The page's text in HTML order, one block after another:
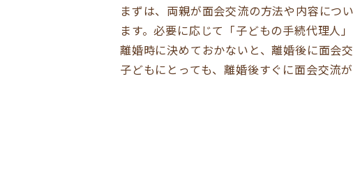
まずは、両親が面会交流の方法や内容につ
ます。必要に応じて「子どもの手続代理人
離婚時に決めておかないと、離婚後に面会
子どもにとっても、離婚後すぐに面会交流